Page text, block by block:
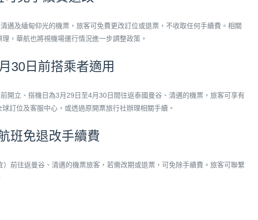
邁及緬甸仰光的機票，旅客可免費更改訂位或退票，不收取任何手續費。相關
，華航也將視機場運行情況進一步調整政策。
30日前搭乘者適用
開立、搭機日為3月29日至4月30日間往返泰國曼谷、清邁的機票，旅客可享有
訂位及客服中心，或透過原開票旅行社辦理相關手續。
班免退改手續費
前往返曼谷、清邁的機票旅客，若需改期或退票，可免除手續費。旅客可聯繫